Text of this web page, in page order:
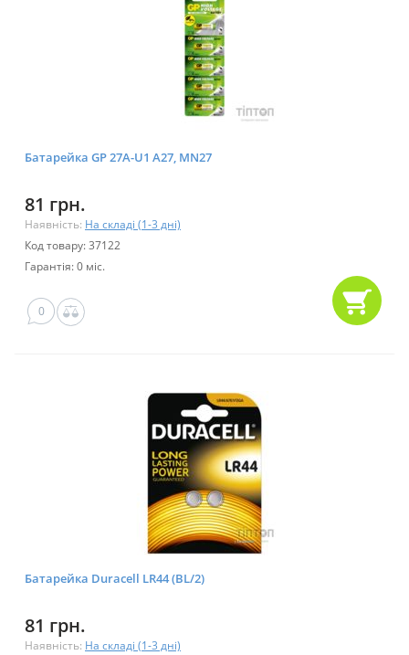
Батарейка GP 27A-U1 A27, MN27
81 грн.
Наявність: На складі (1-3 дні)
Код товару: 37122
Гарантія: 0 міс.
0
Батарейка Duracell LR44 (BL/2)
81 грн.
Наявність: На складі (1-3 дні)